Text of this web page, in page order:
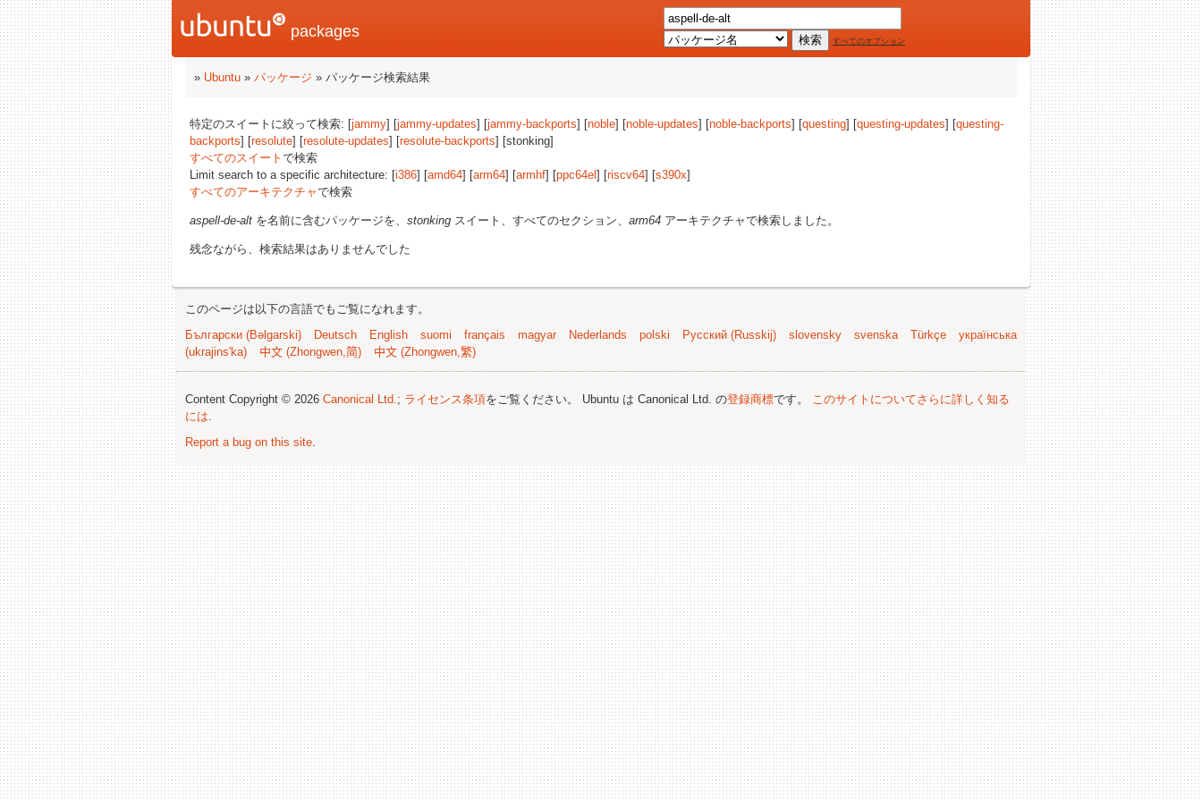
packages
すべてのオプション
» Ubuntu » パッケージ » パッケージ検索結果
特定のスイートに絞って検索: [jammy] [jammy-updates] [jammy-backports] [noble] [noble-updates] [noble-backports] [questing] [questing-updates] [questing-
backports] [resolute] [resolute-updates] [resolute-backports] [stonking]
すべてのスイート で検索
Limit search to a specific architecture: [i386] [amd64] [arm64] [armhf] [ppc64el ] [riscv64] [s390x]
すべてのアーキテクチャで検索
aspell-de-alt を名前に含むパッケージを、 stonking スイート、すべてのセクション、 arm64 アーキテクチャで検索しました。
残念ながら、検索結果はありませんでした
このページは以下の言語でもご覧になれます。
Български (Bəlgarski)
Deutsch English suomi français magyar Nederlands polski Русский (Russkij) slovensky svenska Türkçe
українська
(ukrajins'ka)
中文 (Zhongwen,简) 中文 (Zhongwen,繁)
Content Copyright © 2026 Canonical Ltd.; ライセンス条項をご覧ください。 Ubuntu は Canonical Ltd. の登録商標です。 このサイトについてさらに詳しく知る
には.
Report a bug on this site.